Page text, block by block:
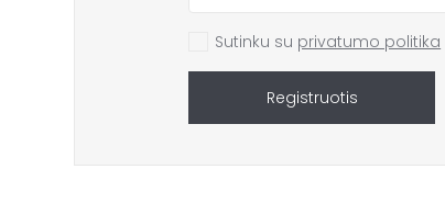
Sutinku su privatumo politika
Registruotis